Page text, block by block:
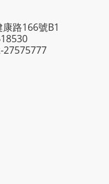
路166號B1
27575777